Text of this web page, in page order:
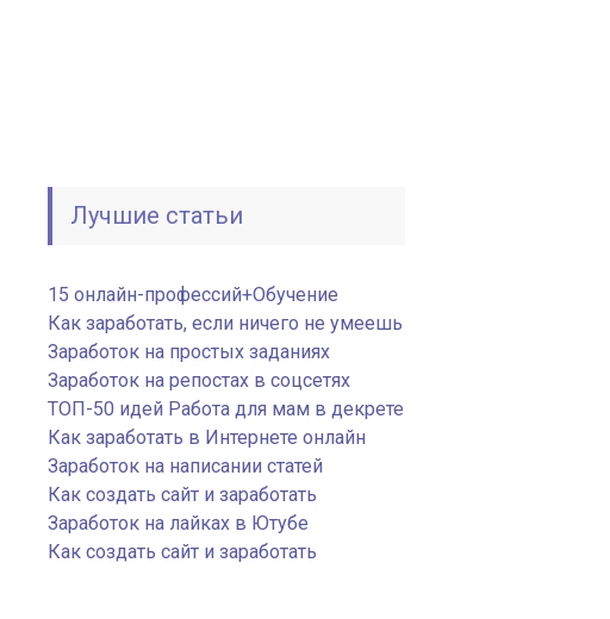
Лучшие статьи
15 онлайн-профессий+Обучение
Как заработать, если ничего не умеешь
Заработок на простых заданиях
Заработок на репостах в соцсетях
ТОП-50 идей Работа для мам в декрете
Как заработать в Интернете онлайн
Заработок на написании статей
Как создать сайт и заработать
Заработок на лайках в Ютубе
Как создать сайт и заработать